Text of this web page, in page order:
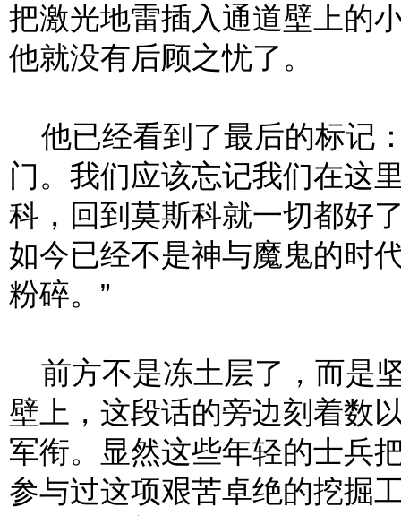
把激光地雷插入通道壁上的
他就没有后顾之忧了。
他已经看到了最后的标记
门。我们应该忘记我们在这
科，回到莫斯科就一切都好
如今已经不是神与魔鬼的时
粉碎。”
前方不是冻土层了，而是
壁上，这段话的旁边刻着数
军衔。显然这些年轻的士兵
参与过这项艰苦卓绝的挖掘